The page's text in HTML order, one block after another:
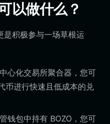
以做什么？
是积极参与一场草根运
心化交易所聚合器，您可
币进行快速且低成本的兑
钱包中持有 BOZO，您可